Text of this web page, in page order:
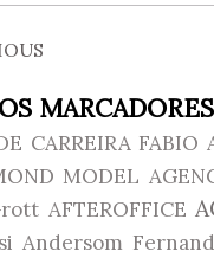
MARCADORES
CARREIRA FABIO
MODEL
AFTEROFFICE
Andersom